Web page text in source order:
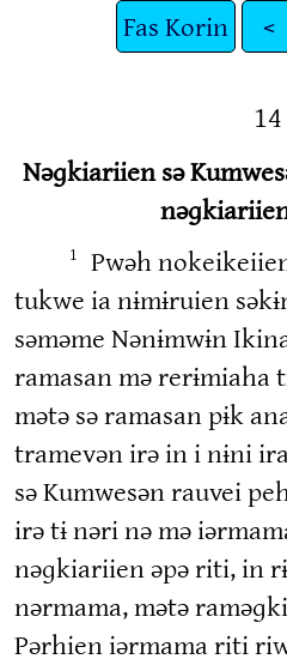
Fas Korin <
14
Nəɡkiariien sə
1
Pwəh
tukwe ia nɨmɨruien
səməme Nənɨmwɨn
ramasan mə rerɨmiaha
mətə sə ramasan pɨk
tramevən irə in i nɨni
sə Kumwesən rauvei
irə tɨ nəri nə mə
nəɡkiariien əpə riti, in
nərmama, mətə
Pərhien iərmama riti